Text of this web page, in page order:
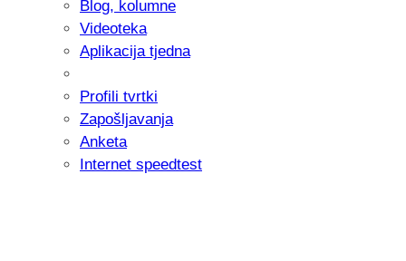
Sony predstavlja objektiv FE 100-
654 grama
Blog, kolumne
Videoteka
Aplikacija tjedna
Profili tvrtki
Zapošljavanja
Anketa
Internet speedtest